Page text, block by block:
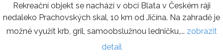
Rekreační objekt se nachází v obci Blata v Českém ráji
nedaleko Prachovských skal, 10 km od Jičína. Na zahradě je
možné využít krb, gril, samoobslužnou ledničku,... zobrazit
detail